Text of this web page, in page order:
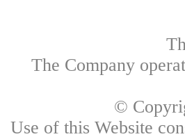
The Company
©
Use of this Website